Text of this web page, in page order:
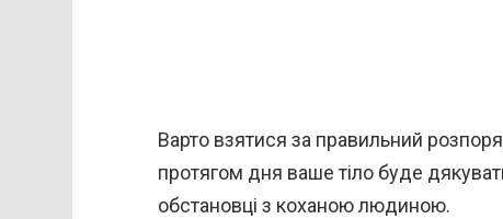
Варто взятися за правильний
протягом дня ваше тіло буде
обстановці з коханою людиною.